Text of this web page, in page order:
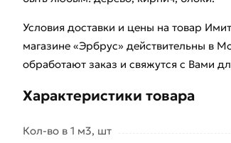
Условия доставки и цены на товар
магазине «Эрбрус» действительны в
обработают заказ и свяжутся с Вами
Характеристики товара
Кол-во в 1 м3, шт